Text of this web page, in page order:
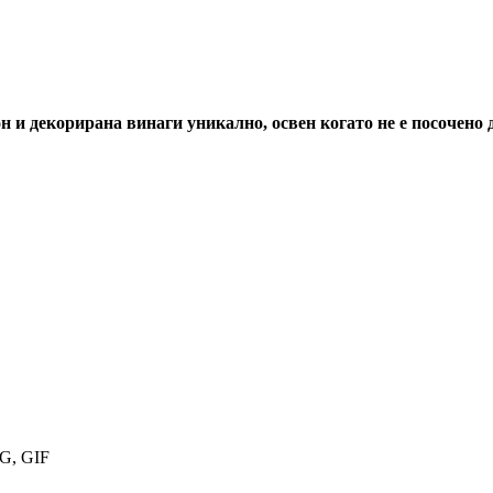
декорирана винаги уникално, освен когато не е посочено
GIF